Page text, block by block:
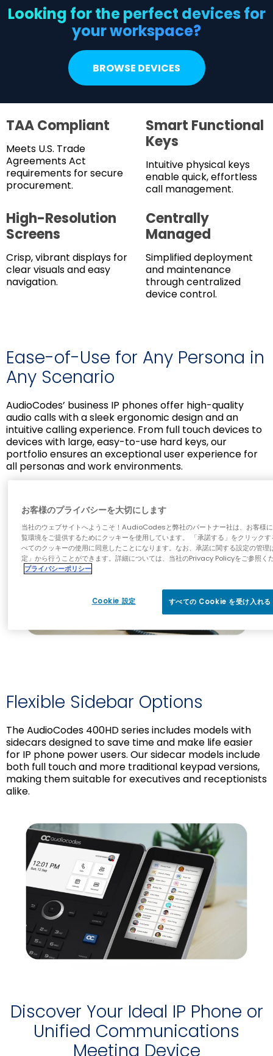
Looking for the perfect devices for
your workspace?
BROWSE DEVICES
TAA Compliant
Meets U.S. Trade
Agreements Act
requirements for secure
procurement.
Smart Functional
Keys
Intuitive physical keys
enable quick, effortless
call management.
High-Resolution
Screens
Crisp, vibrant displays for
clear visuals and easy
navigation.
Centrally
Managed
Simplified deployment
and maintenance
through centralized
device control.
Ease-of-Use for Any Persona in
Any Scenario
AudioCodes’ business IP phones offer high-quality
audio calls with a sleek ergonomic design and an
intuitive calling experience. From full touch devices to
devices with large, easy-to-use hard keys, our
portfolio ensures an exceptional user experience for
all personas and work environments.
Flexible Sidebar Options
The AudioCodes 400HD series includes models with
sidecars designed to save time and make life easier
for IP phone power users. Our sidecar models include
both full touch and more traditional keypad versions,
making them suitable for executives and receptionists
alike.
Discover Your Ideal IP Phone or
Unified Communications
Meeting Device
お客様のプライバシーを大切にします
当社のウェブサイトへようこそ！AudioCodesと弊社のパートナー社は、お客様
覧環境をご提供するためにクッキーを使用しています。 「承諾する」をクリック
べてのクッキーの使用に同意したことになります。なお、承諾に関する設定の管理
定」から行うことができます。詳細については、当社のPrivacy Policyをご参照く
プライバシーポリシー
Cookie 設定 すべての Cookie を受け入れる